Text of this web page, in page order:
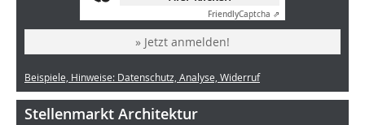
FriendlyCaptcha ⇗
» Jetzt anmelden!
Beispiele, Hinweise: Datenschutz, Analyse, Widerruf
Stellenmarkt Architektur